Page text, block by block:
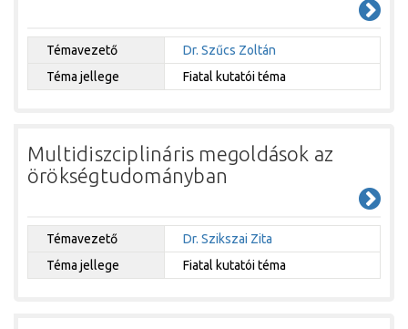
Témavezető
Dr. Szűcs Zoltán
Téma jellege
Fiatal kutatói téma
Multidiszciplináris megoldások az
örökségtudományban
Témavezető
Dr. Szikszai Zita
Téma jellege
Fiatal kutatói téma